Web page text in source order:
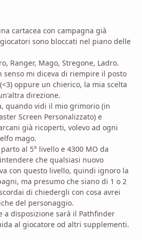
cartacea con campagna già
sono bloccati nel piano delle
Ranger, Mago, Stregone, Ladro.
senso mi diceva di riempire il posto
oppure un chierico, la mia scelta
direzione.
quando vidi il mio grimorio (in
Screen Personalizzato) e
già ricoperti, volevo ad ogni
mago.
al 5° livello e 4300 MO da
che qualsiasi nuovo
con questo livello, quindi ignoro la
ma presumo che siano di 1 o 2
di chiedergli con cosa avrei
del personaggio.
a disposizione sarà il Pathfinder
al giocatore od altri supplementi.